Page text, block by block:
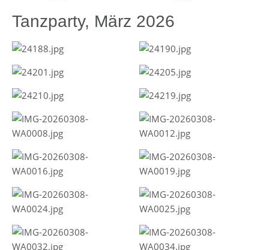
Tanzparty, März 2026